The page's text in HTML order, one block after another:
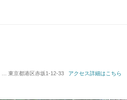
対応人数: 着席：10名 ～ 50名 挙式スタイル:
東京都港区赤坂1-12-33 アクセス詳細はこちら